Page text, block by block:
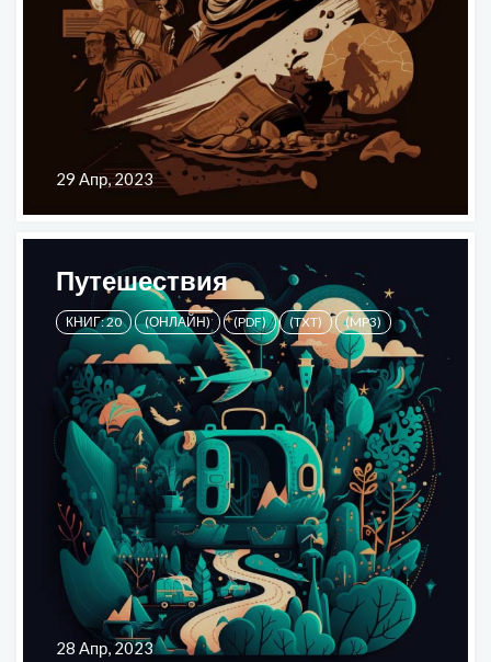
29 Апр, 2023
Путешествия
КНИГ: 20 (ОНЛАЙН) (PDF) (TXT) (MP3)
28 Апр, 2023